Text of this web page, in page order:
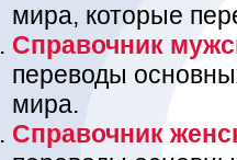
мира, которые
Справочник
переводы
мира.
Справочник